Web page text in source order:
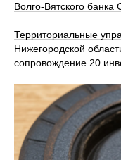
Волго-Вятского банка
Территориальные
Нижегородской
сопровождение 20